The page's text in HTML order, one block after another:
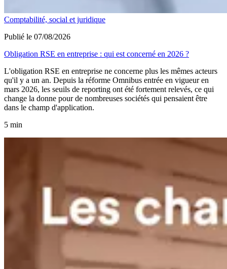
Comptabilité, social et juridique
Publié le 07/08/2026
Obligation RSE en entreprise : qui est concerné en 2026 ?
L'obligation RSE en entreprise ne concerne plus les mêmes acteurs
qu'il y a un an. Depuis la réforme Omnibus entrée en vigueur en
mars 2026, les seuils de reporting ont été fortement relevés, ce qui
change la donne pour de nombreuses sociétés qui pensaient être
dans le champ d'application.
5 min